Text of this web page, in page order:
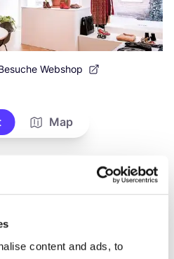
content and ads, to
Webshop
Map